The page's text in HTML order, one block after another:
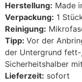
Herstellung: Made
Verpackung: 1
Reinigung:
Tipp: Vor der
der Untergrund
Sicherheitshalber
Lieferzeit: sofort